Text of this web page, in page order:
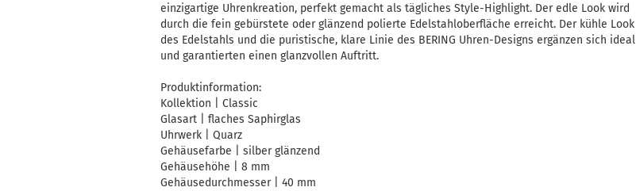
einzigartige Uhrenkreation, perfekt gemacht als tägliches Style-Highlight. Der edle Look wird
durch die fein gebürstete oder glänzend polierte Edelstahloberfläche erreicht. Der kühle Look
des Edelstahls und die puristische, klare Linie des BERING Uhren-Designs ergänzen sich ideal
und garantierten einen glanzvollen Auftritt.
Produktinformation:
Kollektion | Classic
Glasart | flaches Saphirglas
Uhrwerk | Quarz
Gehäusefarbe | silber glänzend
Gehäusehöhe | 8 mm
Gehäusedurchmesser | 40 mm